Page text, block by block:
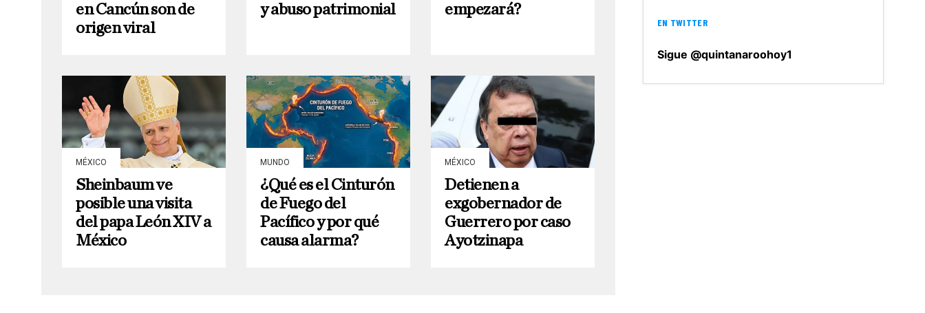
en Cancún son de
origen viral
y abuso patrimonial
empezará?
MÉXICO
Sheinbaum ve
posible una visita
del papa León XIV a
México
MUNDO
¿Qué es el Cinturón
de Fuego del
Pacífico y por qué
causa alarma?
MÉXICO
Detienen a
exgobernador de
Guerrero por caso
Ayotzinapa
EN TWITTER
Sigue @quintanaroohoy1